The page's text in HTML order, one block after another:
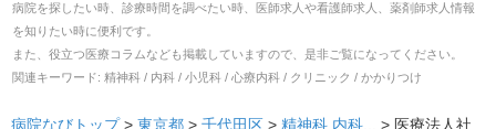
病院を探したい時、診療時間を調べたい時、医師求人や看護師求人、薬剤師求人情報
を知りたい時に便利です。
また、役立つ医療コラムなども掲載していますので、是非ご覧になってください。
関連キーワード: 精神科 / 内科 / 小児科 / 心療内科 / クリニック / かかりつけ
病院なびトップ > 東京都 > 千代田区 > 精神科 内科 ... > 医療法人社